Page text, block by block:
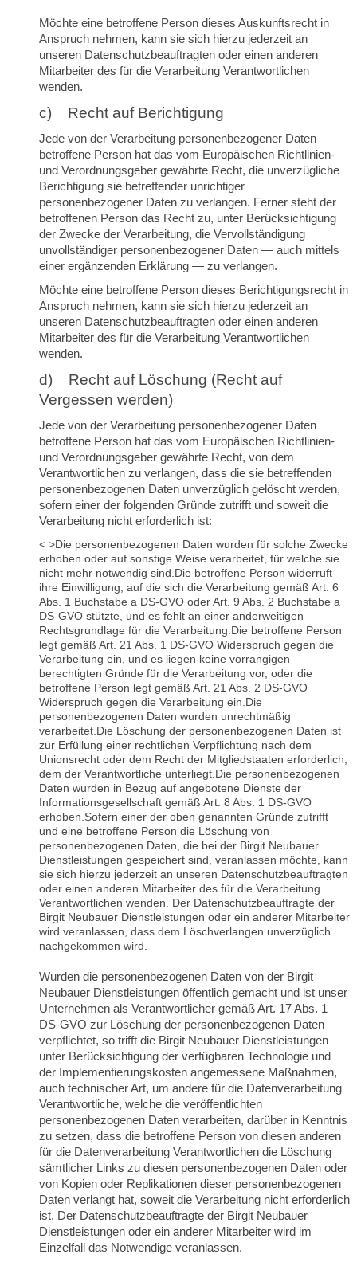
Möchte eine betroffene Person dieses Auskunftsrecht in
Anspruch nehmen, kann sie sich hierzu jederzeit an
unseren Datenschutzbeauftragten oder einen anderen
Mitarbeiter des für die Verarbeitung Verantwortlichen
wenden.
c) Recht auf Berichtigung
Jede von der Verarbeitung personenbezogener Daten
betroffene Person hat das vom Europäischen Richtlinien-
und Verordnungsgeber gewährte Recht, die unverzügliche
Berichtigung sie betreffender unrichtiger
personenbezogener Daten zu verlangen. Ferner steht der
betroffenen Person das Recht zu, unter Berücksichtigung
der Zwecke der Verarbeitung, die Vervollständigung
unvollständiger personenbezogener Daten — auch mittels
einer ergänzenden Erklärung — zu verlangen.
Möchte eine betroffene Person dieses Berichtigungsrecht in
Anspruch nehmen, kann sie sich hierzu jederzeit an
unseren Datenschutzbeauftragten oder einen anderen
Mitarbeiter des für die Verarbeitung Verantwortlichen
wenden.
d) Recht auf Löschung (Recht auf
Vergessen werden)
Jede von der Verarbeitung personenbezogener Daten
betroffene Person hat das vom Europäischen Richtlinien-
und Verordnungsgeber gewährte Recht, von dem
Verantwortlichen zu verlangen, dass die sie betreffenden
personenbezogenen Daten unverzüglich gelöscht werden,
sofern einer der folgenden Gründe zutrifft und soweit die
Verarbeitung nicht erforderlich ist:
< >Die personenbezogenen Daten wurden für solche Zwecke
erhoben oder auf sonstige Weise verarbeitet, für welche sie
nicht mehr notwendig sind. Die betroffene Person widerruft
ihre Einwilligung, auf die sich die Verarbeitung gemäß Art. 6
Abs. 1 Buchstabe a DS-GVO oder Art. 9 Abs. 2 Buchstabe a
DS-GVO stützte, und es fehlt an einer anderweitigen
Rechtsgrundlage für die Verarbeitung. Die betroffene Person
legt gemäß Art. 21 Abs. 1 DS-GVO Widerspruch gegen die
Verarbeitung ein, und es liegen keine vorrangigen
berechtigten Gründe für die Verarbeitung vor, oder die
betroffene Person legt gemäß Art. 21 Abs. 2 DS-GVO
Widerspruch gegen die Verarbeitung ein. Die
personenbezogenen Daten wurden unrechtmäßig
verarbeitet. Die Löschung der personenbezogenen Daten ist
zur Erfüllung einer rechtlichen Verpflichtung nach dem
Unionsrecht oder dem Recht der Mitgliedstaaten erforderlich,
dem der Verantwortliche unterliegt. Die personenbezogenen
Daten wurden in Bezug auf angebotene Dienste der
Informationsgesellschaft gemäß Art. 8 Abs. 1 DS-GVO
erhoben.Sofern einer der oben genannten Gründe zutrifft
und eine betroffene Person die Löschung von
personenbezogenen Daten, die bei der Birgit Neubauer
Dienstleistungen gespeichert sind, veranlassen möchte, kann
sie sich hierzu jederzeit an unseren Datenschutzbeauftragten
oder einen anderen Mitarbeiter des für die Verarbeitung
Verantwortlichen wenden. Der Datenschutzbeauftragte der
Birgit Neubauer Dienstleistungen oder ein anderer Mitarbeiter
wird veranlassen, dass dem Löschverlangen unverzüglich
nachgekommen wird.
Wurden die personenbezogenen Daten von der Birgit
Neubauer Dienstleistungen öffentlich gemacht und ist unser
Unternehmen als Verantwortlicher gemäß Art. 17 Abs. 1
DS-GVO zur Löschung der personenbezogenen Daten
verpflichtet, so trifft die Birgit Neubauer Dienstleistungen
unter Berücksichtigung der verfügbaren Technologie und
der Implementierungskosten angemessene Maßnahmen,
auch technischer Art, um andere für die Datenverarbeitung
Verantwortliche, welche die veröffentlichten
personenbezogenen Daten verarbeiten, darüber in Kenntnis
zu setzen, dass die betroffene Person von diesen anderen
für die Datenverarbeitung Verantwortlichen die Löschung
sämtlicher Links zu diesen personenbezogenen Daten oder
von Kopien oder Replikationen dieser personenbezogenen
Daten verlangt hat, soweit die Verarbeitung nicht erforderlich
ist. Der Datenschutzbeauftragte der Birgit Neubauer
Dienstleistungen oder ein anderer Mitarbeiter wird im
Einzelfall das Notwendige veranlassen.